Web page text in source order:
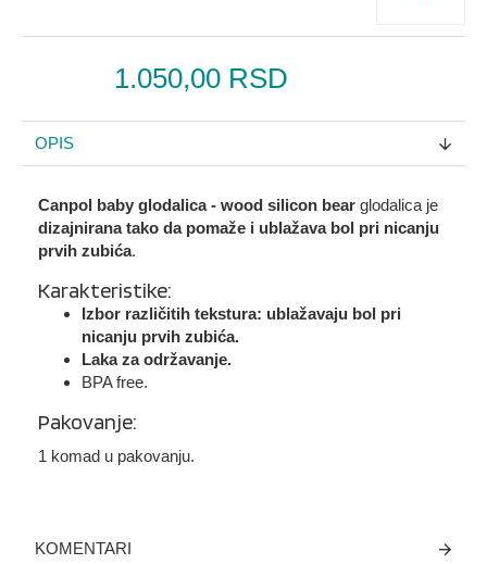
1.050,00 RSD
OPIS
Canpol baby glodalica - wood silicon bear glodalica je
dizajnirana tako da pomaže i ublažava bol pri nicanju
prvih zubića.
Karakteristike:
Izbor različitih tekstura: ublažavaju bol pri
nicanju prvih zubića.
Laka za održavanje.
BPA free.
Pakovanje:
1 komad u pakovanju.
KOMENTARI